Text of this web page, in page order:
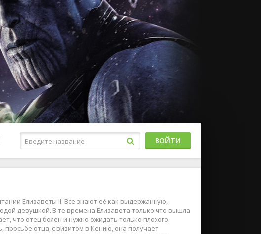
ВОЙТИ
Елизаветы II. Все знают её как выдержанную,
девушкой. В те времена Елизавета только что вышла
что отец болен и нужно ожидать только плохого.
отца, с визитом в Кению, она получает